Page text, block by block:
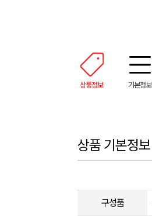
상품정보 기본정보
상품 기본정보
구성품